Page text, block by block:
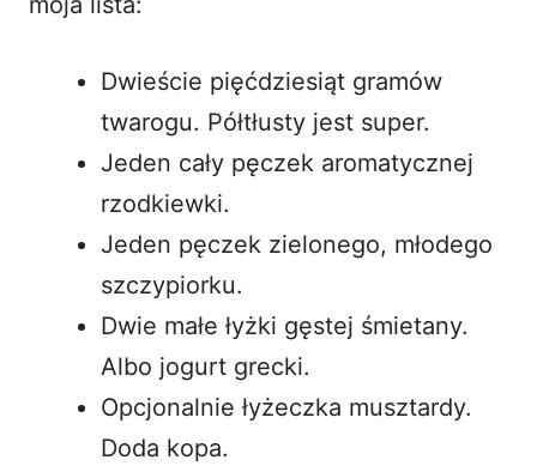
Dwieście pięćdziesiąt gramów
twarogu. Półtłusty jest super.
Jeden cały pęczek aromatycznej
rzodkiewki.
Jeden pęczek zielonego, młodego
szczypiorku.
Dwie małe łyżki gęstej śmietany.
Albo jogurt grecki.
Opcjonalnie łyżeczka musztardy.
Doda kopa.